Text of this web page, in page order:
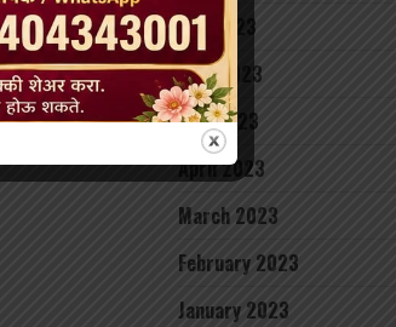
July 2023
June 2023
May 2023
April 2023
March 2023
February 2023
January 2023